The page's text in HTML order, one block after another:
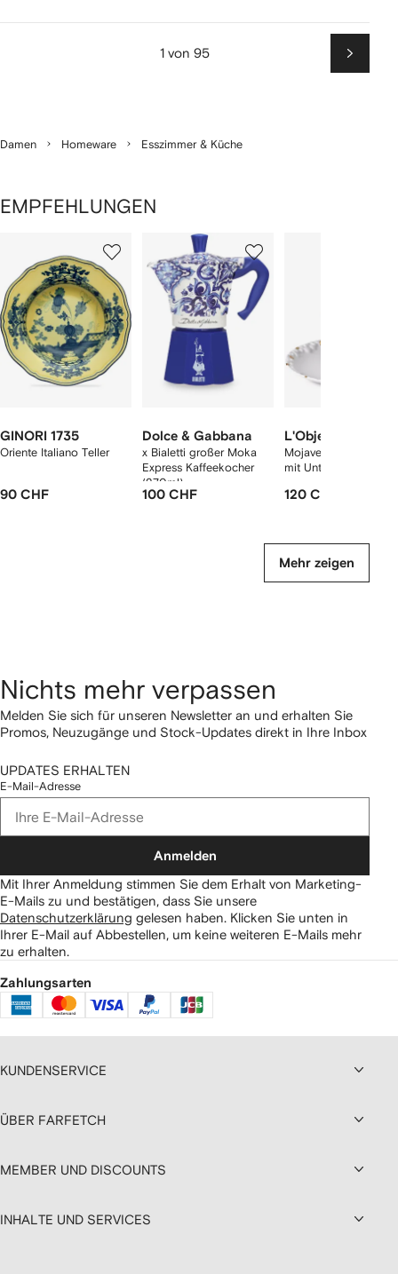
1 von 95
Weiter
Damen Homeware Esszimmer & Küche
EMPFEHLUNGEN
GINORI 1735
Oriente Italiano Teller
90 CHF
von
12
Dolce & Gabbana
x Bialetti großer Moka
Express Kaffeekocher
(270ml)
100 CHF
L'Objet
Mojave
mit Untersetzer
120 CHF
Mehr zeigen
Nichts mehr verpassen
Melden Sie sich für unseren Newsletter an und erhalten Sie
Promos, Neuzugänge und Stock-Updates direkt in Ihre Inbox
UPDATES ERHALTEN
E-Mail-Adresse
Anmelden
Mit Ihrer Anmeldung stimmen Sie dem Erhalt von Marketing-
E-Mails zu und bestätigen, dass Sie unsere
Datenschutzerklärung gelesen haben. Klicken Sie unten in
Ihrer E-Mail auf Abbestellen, um keine weiteren E-Mails mehr
zu erhalten.
Zahlungsarten
KUNDENSERVICE
ÜBER FARFETCH
MEMBER UND DISCOUNTS
INHALTE UND SERVICES